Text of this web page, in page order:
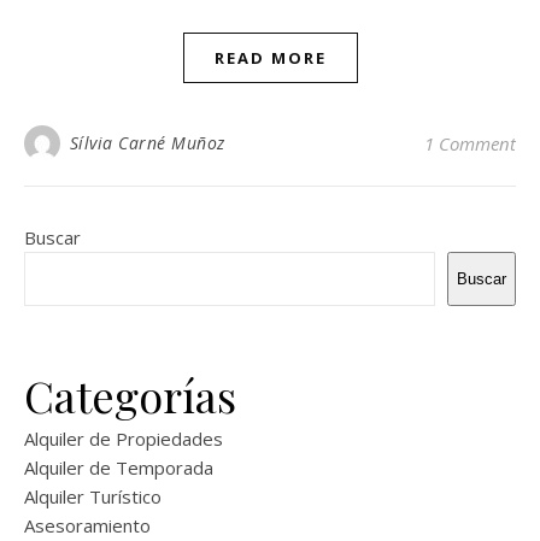
READ MORE
Sílvia Carné Muñoz 1 Comment
Buscar
Buscar
Categorías
Alquiler de Propiedades
Alquiler de Temporada
Alquiler Turístico
Asesoramiento